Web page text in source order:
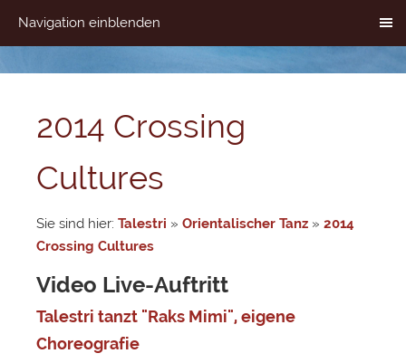
Navigation einblenden
2014 Crossing
Cultures
Sie sind hier: Talestri » Orientalischer Tanz » 2014
Crossing Cultures
Video Live-Auftritt
Talestri tanzt "Raks Mimi", eigene
Choreografie